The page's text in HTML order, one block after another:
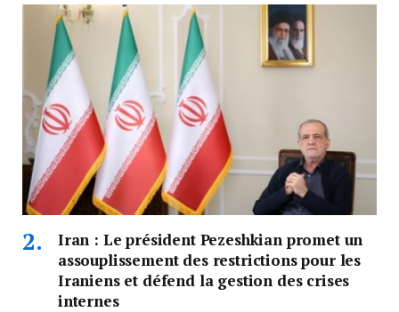
Iran : Le président Pezeshkian promet un
assouplissement des restrictions pour les
Iraniens et défend la gestion des crises
internes